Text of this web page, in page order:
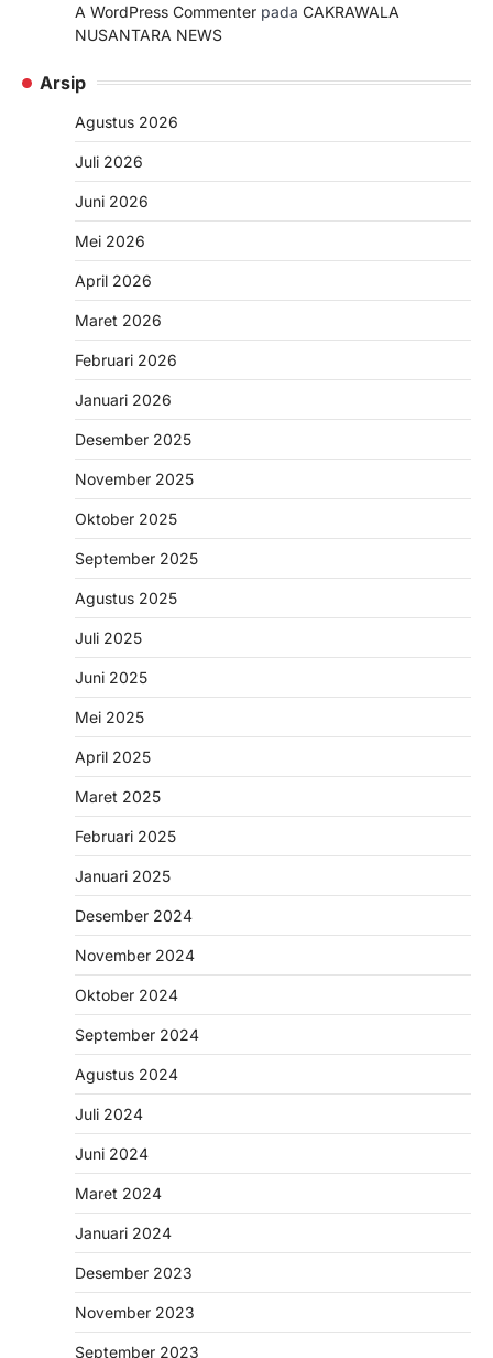
A WordPress Commenter pada CAKRAWALA
NUSANTARA NEWS
Arsip
Agustus 2026
Juli 2026
Juni 2026
Mei 2026
April 2026
Maret 2026
Februari 2026
Januari 2026
Desember 2025
November 2025
Oktober 2025
September 2025
Agustus 2025
Juli 2025
Juni 2025
Mei 2025
April 2025
Maret 2025
Februari 2025
Januari 2025
Desember 2024
November 2024
Oktober 2024
September 2024
Agustus 2024
Juli 2024
Juni 2024
Maret 2024
Januari 2024
Desember 2023
November 2023
September 2023